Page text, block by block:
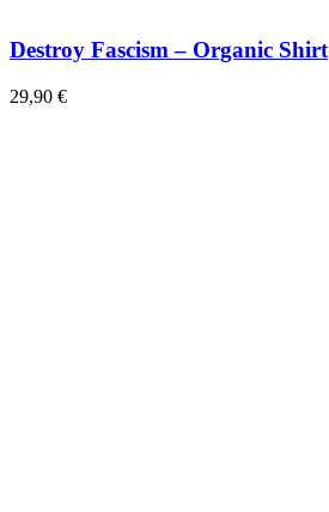
Destroy Fascism – Organic Shirt
29,90 €